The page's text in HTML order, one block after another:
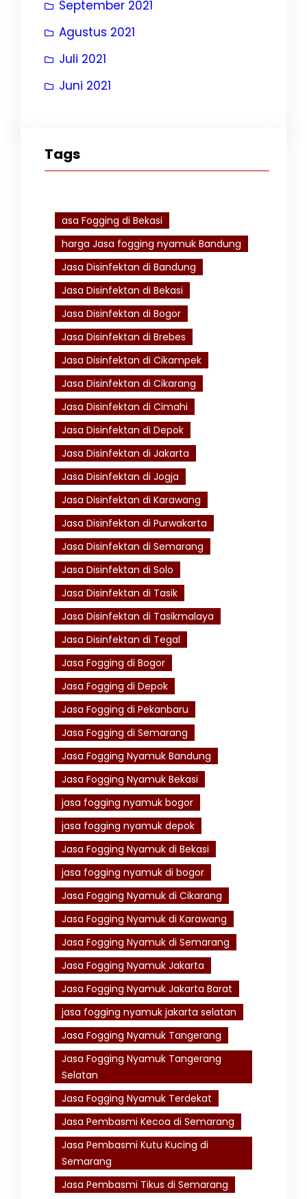
September 2021
Agustus 2021
Juli 2021
Juni 2021
Tags
asa Fogging di Bekasi
harga Jasa fogging nyamuk Bandung
Jasa Disinfektan di Bandung
Jasa Disinfektan di Bekasi
Jasa Disinfektan di Bogor
Jasa Disinfektan di Brebes
Jasa Disinfektan di Cikampek
Jasa Disinfektan di Cikarang
Jasa Disinfektan di Cimahi
Jasa Disinfektan di Depok
Jasa Disinfektan di Jakarta
Jasa Disinfektan di Jogja
Jasa Disinfektan di Karawang
Jasa Disinfektan di Purwakarta
Jasa Disinfektan di Semarang
Jasa Disinfektan di Solo
Jasa Disinfektan di Tasik
Jasa Disinfektan di Tasikmalaya
Jasa Disinfektan di Tegal
Jasa Fogging di Bogor
Jasa Fogging di Depok
Jasa Fogging di Pekanbaru
Jasa Fogging di Semarang
Jasa Fogging Nyamuk Bandung
Jasa Fogging Nyamuk Bekasi
jasa fogging nyamuk bogor
jasa fogging nyamuk depok
Jasa Fogging Nyamuk di Bekasi
jasa fogging nyamuk di bogor
Jasa Fogging Nyamuk di Cikarang
Jasa Fogging Nyamuk di Karawang
Jasa Fogging Nyamuk di Semarang
Jasa Fogging Nyamuk Jakarta
Jasa Fogging Nyamuk Jakarta Barat
jasa fogging nyamuk jakarta selatan
Jasa Fogging Nyamuk Tangerang
Jasa Fogging Nyamuk Tangerang
Selatan
Jasa Fogging Nyamuk Terdekat
Jasa Pembasmi Kecoa di Semarang
Jasa Pembasmi Kutu Kucing di
Semarang
Jasa Pembasmi Tikus di Semarang